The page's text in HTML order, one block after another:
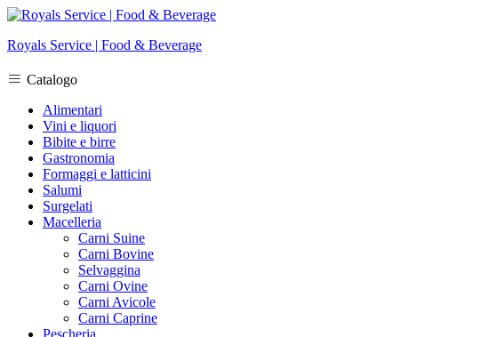
Royals Service | Food & Beverage
Catalogo
Alimentari
Vini e liquori
Bibite e birre
Gastronomia
Formaggi e latticini
Salumi
Surgelati
Macelleria
Carni Suine
Carni Bovine
Selvaggina
Carni Ovine
Carni Avicole
Carni Caprine
Pescheria